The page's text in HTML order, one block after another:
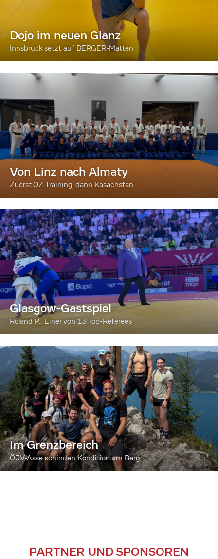
Dojo im neuen Glanz
Innsbruck setzt auf BERGER-Matten
Von Linz nach Almaty
Zuerst OZ-Training, dann Kasachstan
Glasgow-Gastspiel
Roland P.: Einer von 13 Top-Referees
Im Grenzbereich
ÖJV-Asse schinden Kondition am Berg
PARTNER UND SPONSOREN